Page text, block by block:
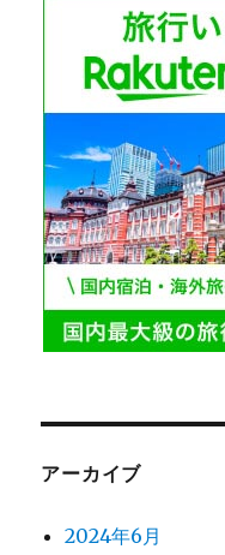
アーカイブ
2024年6月